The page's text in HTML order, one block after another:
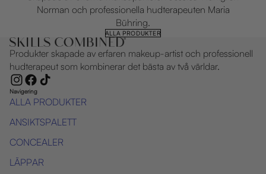
Norman och professionella hudterapeuten Maria
Bühring.
ALLA PRODUKTER
Produkter skapade av erfaren makeup-artist och professionell
hudterapeut som kombinerar det bästa av två världar.
Navigering
ALLA PRODUKTER
ANSIKTSPALETT
CONCEALER
LÄPPAR